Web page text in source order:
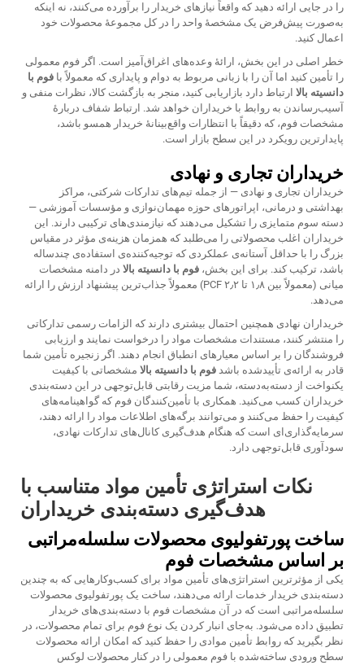
را در جایی ارائه دهید که واقعاً نیازهای خریدار را برآورده می‌کنند، نه اینکه
به‌صورت پیش‌فرض یک مشخصهٔ واحد را در کل مجموعهٔ محصولات خود
اعمال کنید.
خطر اصلی در این بخش، ارائهٔ وعده‌های اغراق‌آمیز است. اگر فوم معمولی
را تأمین کنید اما آن را با زبانی مربوط به دوام و پایداری که معمولاً با فوم با
دانسیته بالا ارتباط دارد بازاریابی کنید، منجر به بازگشت کالا، نظرات منفی و
آسیب‌رساندن به روابط با خریداران خواهد شد. ارتباط شفاف دربارهٔ
مشخصات فوم، که دقیقاً با انتظارات واقع‌بینانهٔ خریدار همسو باشد،
پایدارترین رویکرد در این سطح بازار است.
خریداران تجاری و نهادی
خریداران تجاری و نهادی — از جمله تیم‌های تدارکات شرکتی، مراکز
بهداشتی و درمانی، اپراتورهای حوزه مهمان‌نوازی و مؤسسات آموزشی —
دسته سوم متمایزی را تشکیل می‌دهند که نیازمندی‌های ترکیبی دارند. این
خریداران اغلب محصولاتی را می‌طلبد که همزمان هزینه‌ی مؤثر در مقیاس
بزرگ را با حداقل آستانه‌ی عملکردی که توجیه‌کننده‌ی استفاده‌ی چندساله
باشد، ترکیب کند. برای این بخش، فوم با دانسیته بالا در دامنه مشخصات
میانی (معمولاً بین ۱٫۸ تا ۲٫۲ PCF) معمولاً جذاب‌ترین پیشنهاد ارزش را ارائه
می‌دهد.
خریداران نهادی همچنین احتمال بیشتری دارند که الزامات رسمی تدارکاتی
را منتشر کنند، مستندات مشخصات مواد را درخواست نمایند و ارزیابی
فروشندگان را بر اساس معیارهای انطباق انجام دهند. اگر زنجیره تأمین شما
قادر به ارائه‌ی تأییدشده باشد فوم با دانسیته بالا مشخصاتی با کیفیت
یکنواخت از دسته‌به‌دسته، شما مزیت رقابتی قابل‌توجهی در این دسته‌بندی
خریداران کسب می‌کنید. همکاری با تأمین‌کنندگان فوم که گواهینامه‌های
کیفیت را حفظ می‌کنند و می‌توانند برگه‌های اطلاعات مواد را ارائه دهند،
سرمایه‌گذاری‌ای است که هنگام هدف‌گیری کانال‌های تدارکات نهادی،
سودآوری قابل‌توجهی دارد.
نکات استراتژی تأمین مواد متناسب با
هدف‌گیری دسته‌بندی خریداران
ساخت پورتفولیوی محصولات سلسله‌مراتبی
بر اساس مشخصات فوم
یکی از مؤثرترین استراتژی‌های تأمین مواد برای کسب‌وکارهایی که به چندین
دسته‌بندی خریدار خدمات ارائه می‌دهند، ساخت یک پورتفولیوی محصولات
سلسله‌مراتبی است که در آن مشخصات فوم با دسته‌بندی‌های خریدار
تطبیق داده می‌شود. به‌جای انبار کردن یک نوع فوم برای تمام محصولات، در
نظر بگیرید که روابط تأمین موادی را حفظ کنید که امکان ارائه محصولات
سطح ورودی ساخته‌شده با فوم معمولی را در کنار محصولات لوکس